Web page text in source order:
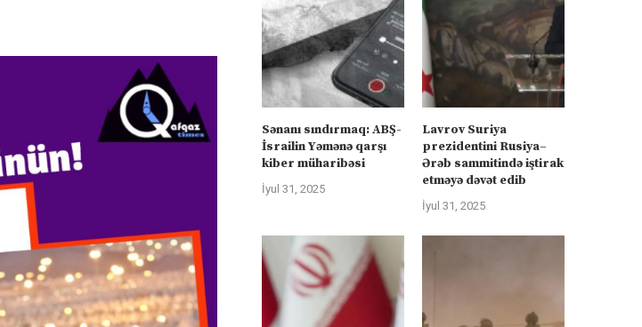
Sənanı sındırmaq: ABŞ-
İsrailin Yəmənə qarşı
kiber müharibəsi
İyul 31, 2025
Lavrov Suriya
prezidentini Rusiya–
Ərəb sammitində iştirak
etməyə dəvət edib
İyul 31, 2025